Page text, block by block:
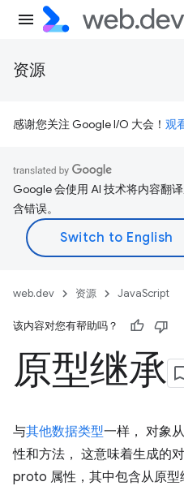
资源
感谢您关注 Google I/O 大会！ 观
Google 会使用 AI 技术将内容翻
含错误。
web.dev 资源 JavaScript
该内容对您有帮助吗？
原型继承
与其他数据类型一样， 对象
性和方法， 这意味着生成的
proto 属性，其中包含从原型